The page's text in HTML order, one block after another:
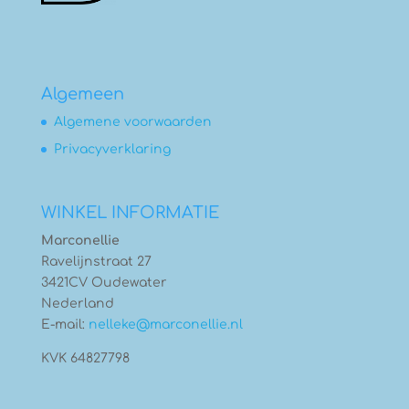
Algemeen
Algemene voorwaarden
Privacyverklaring
WINKEL INFORMATIE
Marconellie
Ravelijnstraat 27
3421CV Oudewater
Nederland
E-mail: nelleke@marconellie.nl
KVK 64827798